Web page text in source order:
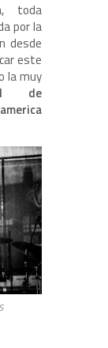
toda
por la
desde
este
la muy
de